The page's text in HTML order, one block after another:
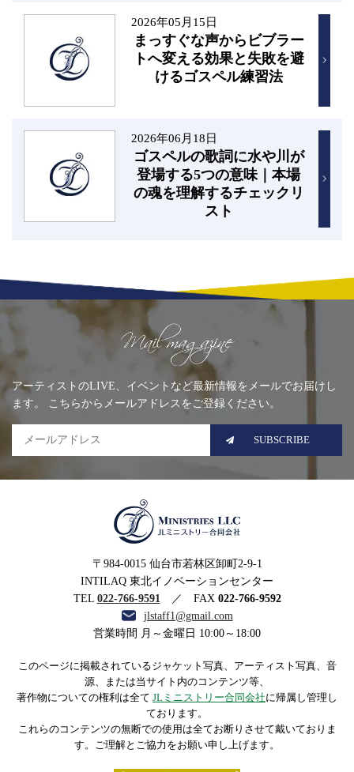
2026年05月15日
まっすぐな声からビブラー
トへ変える効果と失敗を避
けるゴスペル練習法
2026年06月18日
ゴスペルの歌詞に水や川が
登場する5つの意味｜本場
の魂を理解するチェックリ
スト
アーティストのLIVE、イベントなど最新情報をメールでお届けし
ます。 こちらからメールアドレスをご登録ください。
SUBSCRIBE
ストリー合同会社
〒984-0015 仙台市若林区卸町2-9-1
INTILAQ 東北イノベーションセンター
TEL 022-766-9591 ／ FAX 022-766-9592
jlstaff1@gmail.com
営業時間 月～金曜日 10:00～18:00
このページに掲載されているジャケット写真、アーティスト写真、音
源、または当サイト内のコンテンツ等、
著作物についての権利は全て JLミニストリー合同会社に帰属し管理し
ております。
これらのコンテンツの無断での使用は全てお断りさせて戴いておりま
す。ご理解とご協力をお願い申し上げます。